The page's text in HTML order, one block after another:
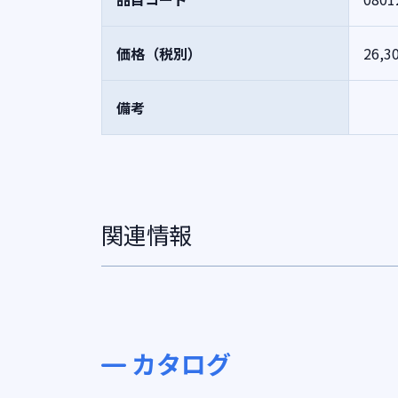
価格（税別）
備考
関連情報
カタログ